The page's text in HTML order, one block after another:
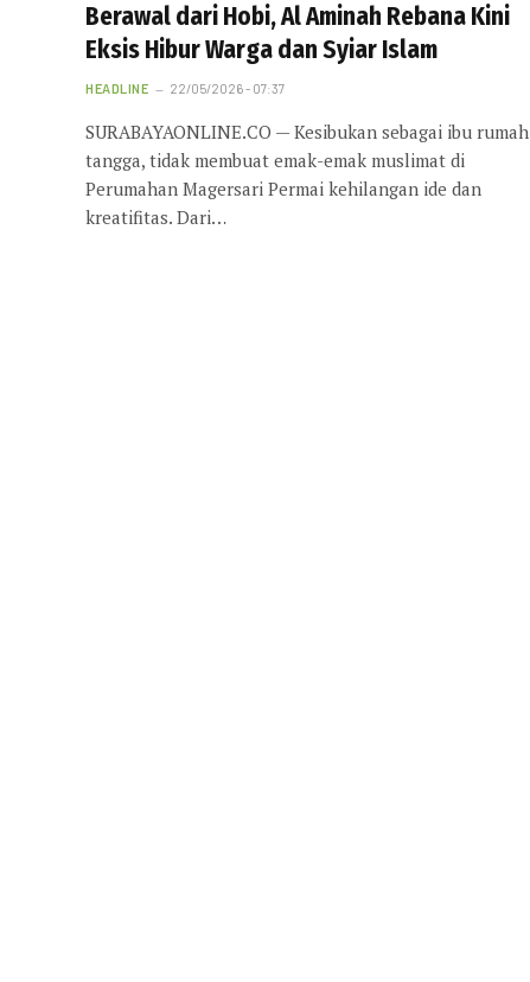
Berawal dari Hobi, Al Aminah Rebana Kini
Eksis Hibur Warga dan Syiar Islam
HEADLINE 22/05/2026 - 07:37
SURABAYAONLINE.CO — Kesibukan sebagai ibu rumah
tangga, tidak membuat emak-emak muslimat di
Perumahan Magersari Permai kehilangan ide dan
kreatifitas. Dari…